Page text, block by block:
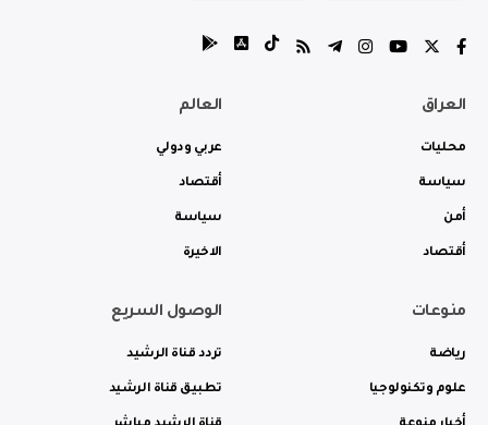
العراق
محليات
سياسة
أمن
أقتصاد
العالم
عربي ودولي
أقتصاد
سياسة
الاخيرة
منوعات
رياضة
علوم وتكنولوجيا
الوصول السريع
تردد قناة الرشيد
تطبيق قناة الرشيد